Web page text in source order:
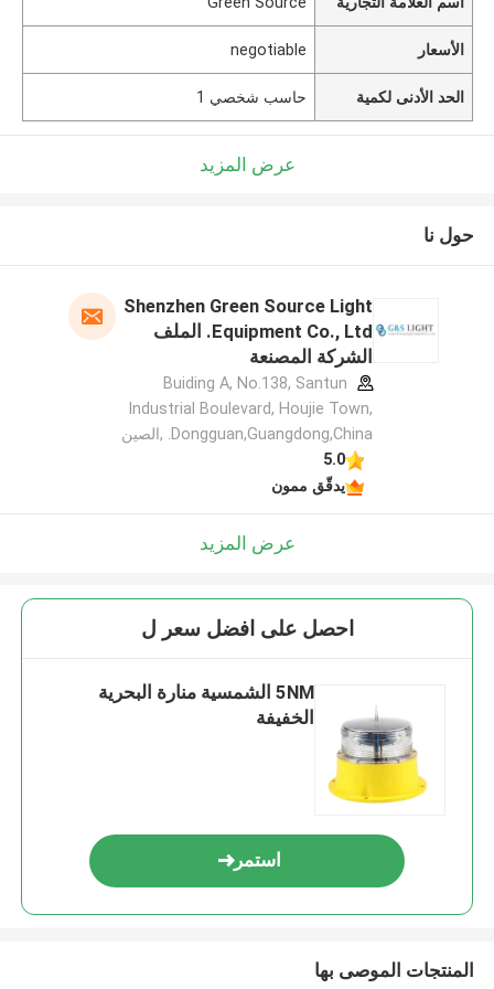
الأسعار negotiable
الحد الأدنى لكمية حاسب شخصي 1
عرض المزيد
حول نا
Shenzhen Green Source Light
Equipment Co., Ltd. الملف
الشركة المصنعة
Buiding A, No.138, Santun
Industrial Boulevard, Houjie Town,
Dongguan,Guangdong,China. ,الصين
5.0
يدقّق ممون
عرض المزيد
احصل على افضل سعر ل
5NM الشمسية منارة البحرية
الخفيفة
استمر
المنتجات الموصى بها